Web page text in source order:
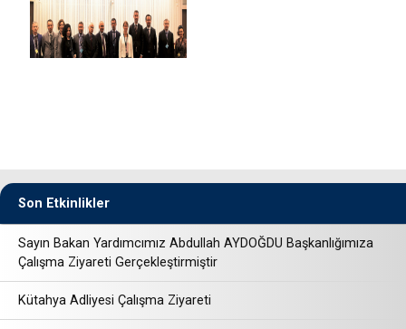
Son Etkinlikler
Sayın Bakan Yardımcımız Abdullah AYDOĞDU Başkanlığımıza
Çalışma Ziyareti Gerçekleştirmiştir
Kütahya Adliyesi Çalışma Ziyareti